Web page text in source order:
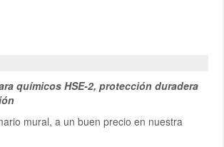
químicos HSE-2, protección duradera
mural, a un buen precio en nuestra